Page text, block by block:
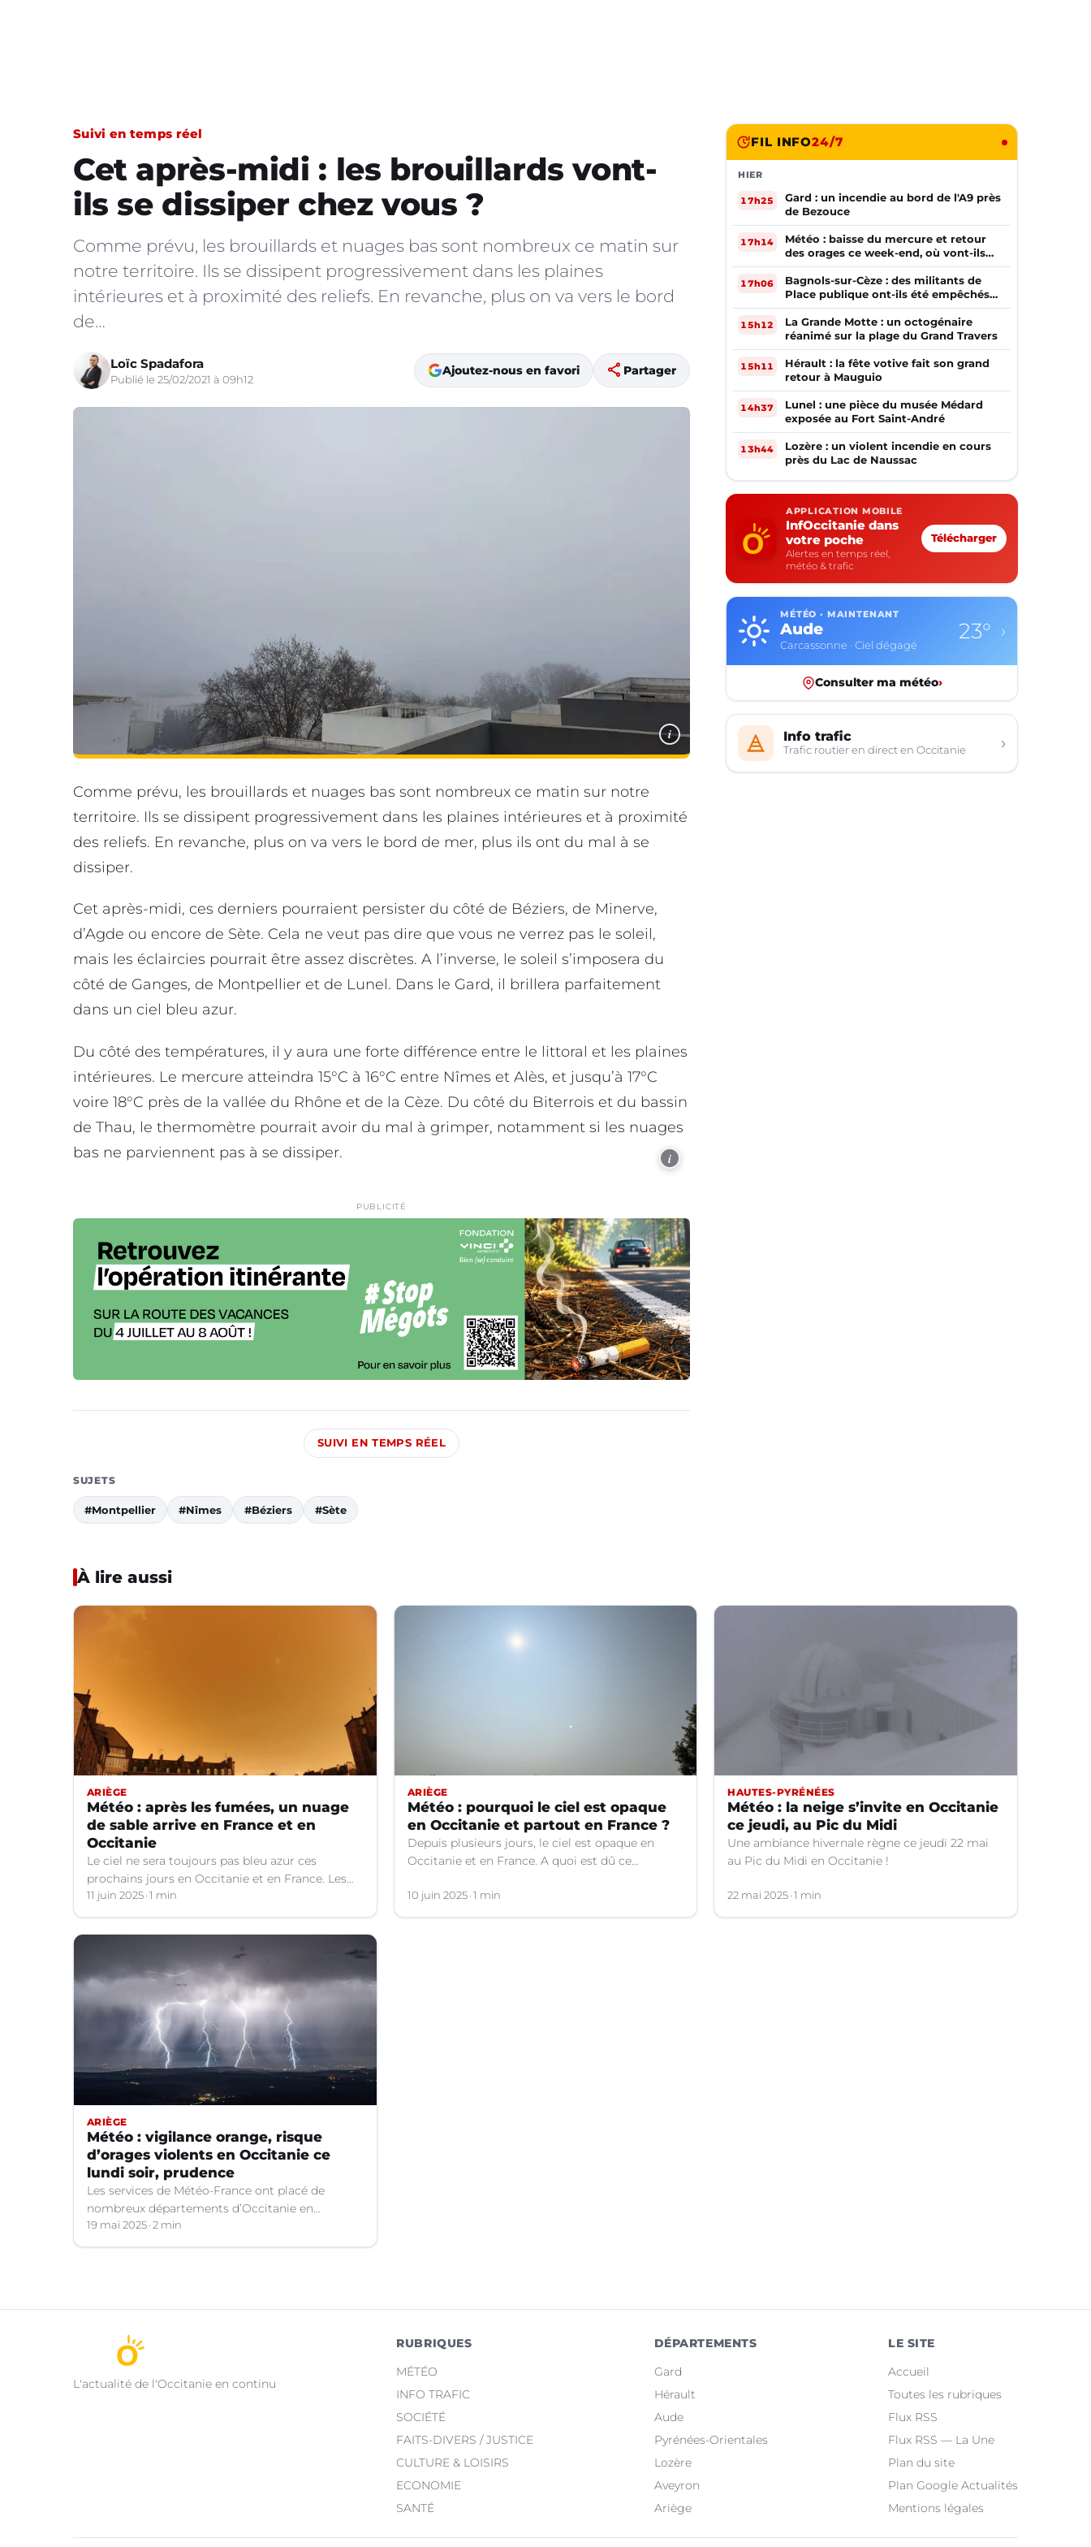
Suivi en temps réel
Cet après-midi : les brouillards vont-
ils se dissiper chez vous ?
Comme prévu, les brouillards et nuages bas sont nombreux ce matin sur
notre territoire. Ils se dissipent progressivement dans les plaines
intérieures et à proximité des reliefs. En revanche, plus on va vers le bord
de…
Loïc Spadafora
Publié le 25/02/2021 à 09h12
Ajoutez-nous en favori share Partager
i
Comme prévu, les brouillards et nuages bas sont nombreux ce matin sur notre
territoire. Ils se dissipent progressivement dans les plaines intérieures et à proximité
des reliefs. En revanche, plus on va vers le bord de mer, plus ils ont du mal à se
dissiper.
Cet après-midi, ces derniers pourraient persister du côté de Béziers, de Minerve,
d’Agde ou encore de Sète. Cela ne veut pas dire que vous ne verrez pas le soleil,
mais les éclaircies pourrait être assez discrètes. A l’inverse, le soleil s’imposera du
côté de Ganges, de Montpellier et de Lunel. Dans le Gard, il brillera parfaitement
dans un ciel bleu azur.
Du côté des températures, il y aura une forte différence entre le littoral et les plaines
intérieures. Le mercure atteindra 15°C à 16°C entre Nîmes et Alès, et jusqu’à 17°C
voire 18°C près de la vallée du Rhône et de la Cèze. Du côté du Biterrois et du bassin
de Thau, le thermomètre pourrait avoir du mal à grimper, notamment si les nuages
bas ne parviennent pas à se dissiper.
i
PUBLICITÉ
SUIVI EN TEMPS RÉEL
SUJETS
#Montpellier #Nîmes #Béziers #Sète
FIL INFO24/7
HIER
17h25
Gard : un incendie au bord de l'A9 près
de Bezouce
17h14
Météo : baisse du mercure et retour
des orages ce week-end, où vont-ils
frapper ?
17h06
Bagnols-sur-Cèze : des militants de
Place publique ont-ils été empêchés
de tracter par la mairie ?
15h12
La Grande Motte : un octogénaire
réanimé sur la plage du Grand Travers
15h11
Hérault : la fête votive fait son grand
retour à Mauguio
14h37
Lunel : une pièce du musée Médard
exposée au Fort Saint-André
13h44
Lozère : un violent incendie en cours
près du Lac de Naussac
APPLICATION MOBILE
InfOccitanie dans
votre poche
Alertes en temps réel,
météo & trafic
Télécharger
MÉTÉO · MAINTENANT
Aude
Carcassonne · Ciel dégagé
23° ›
Consulter ma météo›
Info trafic
Trafic routier en direct en Occitanie ›
À lire aussi
ARIÈGE
Météo : après les fumées, un nuage
de sable arrive en France et en
Occitanie
Le ciel ne sera toujours pas bleu azur ces
prochains jours en Occitanie et en France. Les
explications météo.
11 juin 2025 1 min
ARIÈGE
Météo : pourquoi le ciel est opaque
en Occitanie et partout en France ?
Depuis plusieurs jours, le ciel est opaque en
Occitanie et en France. A quoi est dû ce
10 juin 2025 1 min
HAUTES-PYRÉNÉES
Météo : la neige s’invite en Occitanie
ce jeudi, au Pic du Midi
Une ambiance hivernale règne ce jeudi 22 mai
au Pic du Midi en Occitanie !
22 mai 2025 1 min
ARIÈGE
Météo : vigilance orange, risque
d’orages violents en Occitanie ce
lundi soir, prudence
Les services de Météo-France ont placé de
nombreux départements d’Occitanie en
vigilance orange pour les orages violents.
19 mai 2025 2 min
L'actualité de l'Occitanie en continu
RUBRIQUES
MÉTÉO
INFO TRAFIC
SOCIÉTÉ
FAITS-DIVERS / JUSTICE
CULTURE & LOISIRS
ECONOMIE
SANTÉ
DÉPARTEMENTS
Gard
Hérault
Aude
Pyrénées-Orientales
Lozère
Aveyron
Ariège
LE SITE
Accueil
Toutes les rubriques
Flux RSS
Flux RSS — La Une
Plan du site
Plan Google Actualités
Mentions légales